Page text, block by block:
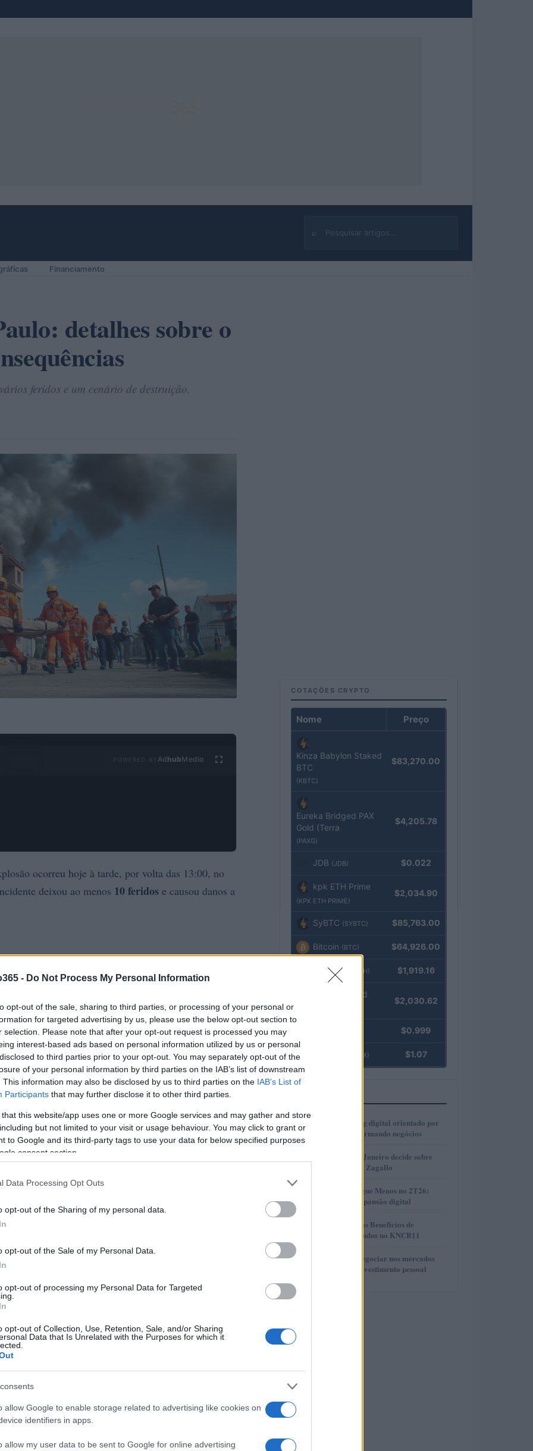
- Do Not Process My Personal Information
opt-out of the sale, sharing to third parties, or processing of your personal or
for targeted advertising by us, please use the below opt-out section to
selection. Please note that after your opt-out request is processed you may
interest-based ads based on personal information utilized by us or personal
to third parties prior to your opt-out. You may separately opt-out of the
of your personal information by third parties on the IAB’s list of downstream
This information may also be disclosed by us to third parties on the IAB’s List of
Participants that may further disclose it to other third parties.
that this website/app uses one or more Google services and may gather and store
but not limited to your visit or usage behaviour. You may click to grant or
to Google and its third-party tags to use your data for below specified purposes
consent section.
Data Processing Opt Outs
opt-out of the Sharing of my personal data.
opt-out of the Sale of my Personal Data.
opt-out of processing my Personal Data for Targeted
opt-out of Collection, Use, Retention, Sale, and/or Sharing
Data that Is Unrelated with the Purposes for which it
allow Google to enable storage related to advertising like cookies on
identifiers in apps.
allow my user data to be sent to Google for online advertising
⌕
Buscar
Financiamento
detalhes sobre o
feridos e um cenário de destruição.
Ad hubMedia
ocorreu hoje à tarde, por volta das 13:00, no
deixou ao menos 10 feridos e causou danos a
estrondo ensurdecedor seguido de chamas e
Foi aterrorizante”, disse um morador da área.
acionados e estão no local para socorrer as vítimas.
estão trabalhando no combate a um pequeno
“Estamos acompanhando a situação e vamos dar
COTAÇÕES CRYPTO
Nome Preço
Kinza Babylon Staked
BTC
(KBTC)
$83,270.00
Eureka Bridged PAX
Gold (Terra
(PAXG)
$4,205.78
JDB (JDB) $0.022
kpk ETH Prime
(KPK ETH PRIME)
$2,034.90
SyBTC (SYBTC) $85,763.00
Bitcoin (BTC) $64,926.00
Ethereum (ETH) $1,919.16
kpk ETH Yield
$2,030.62
$0.999
(USDEX) $1.07
1
Como o marketing digital orientado por
dados está transformando negócios
2
Justiça do Rio de Janeiro decide sobre
divisão de bens de Zagallo
3
Resultados da Pague Menos no 2T26:
lucro, receita e expansão digital
Compreendendo os Benefícios de
Reinvestir Dividendos no KNCR11
5
Descubra como negociar nos mercados
financeiros sem investimento pessoal